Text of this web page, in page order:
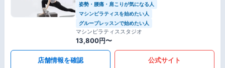
姿勢・腰痛・肩こりが気になる人
マシンピラティスを始めたい人
グループレッスンで始めたい人
マシンピラティススタジオ
13,800円〜
店舗情報を確認 公式サイト